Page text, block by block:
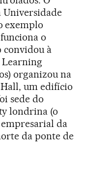
exemplo
o
convidou à
Learning
organizou na
um edifício
sede do
londrina (o
da
da ponte de